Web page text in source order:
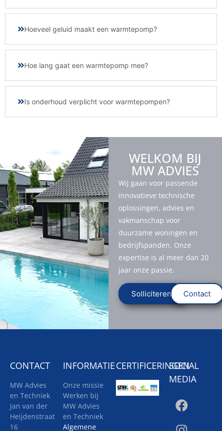
Hoeveel geluid maakt een warmtepomp?
Hoe lang gaat een warmtepomp mee?
Is onderhoud verplicht voor warmtepompen?
WELKOM BIJ
MW ADVIES
Wij gaan voor passende
innovatieve technische
oplossingen, advies en
vakmanschap voor
duurzame woningen en
bedrijfspanden. Onze
expertise is al meer dan 20
jaar onze passie.
Solliciteren Contact
CONTACT
MW Advies
en Techniek
Jan van der
Heijdenstraat
16
INFORMATIE
Onze missie
Werken bij
MW Advies
en Techniek
Algemene
CERTIFICERINGEN
SOCIAL
MEDIA